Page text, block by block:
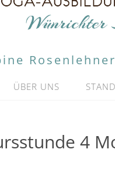
ÜBER UNS
4